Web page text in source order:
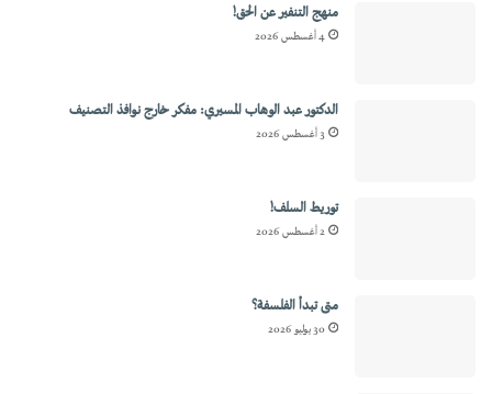
منهج التنفير عن الحق!
4 أغسطس 2026
الدكتور عبد الوهاب المسيري: مفكر خارج نوافذ التصنيف
3 أغسطس 2026
توريط السلف!
2 أغسطس 2026
متى تبدأ الفلسفة؟
30 يوليو 2026